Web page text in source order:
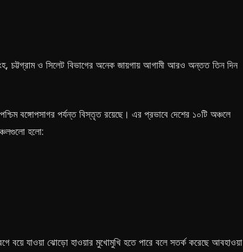
চট্টগ্রাম ও সিলেট বিভাগের অনেক জায়গায় আগামী আরও অন্তত তিন দিন
বঙ্গোপসাগর পর্যন্ত বিস্তৃত রয়েছে। এর প্রভাবে দেশের ১০টি অঞ্চলে
হলো:
বয়ে যাওয়া ঝোড়ো হাওয়ার মুখোমুখি হতে পারে বলে সতর্ক করেছে আবহাওয়া